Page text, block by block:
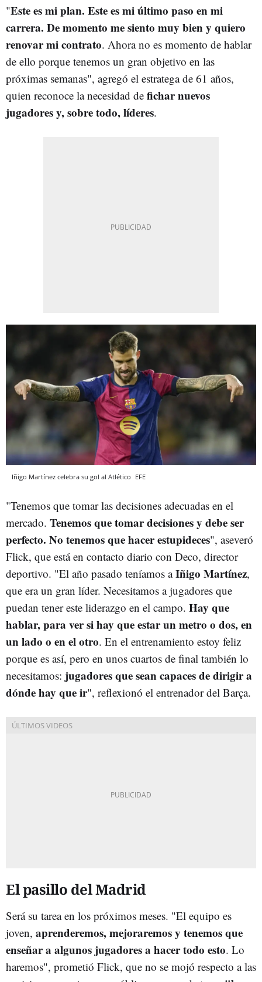
"Este es mi plan. Este es mi último paso en mi
carrera. De momento me siento muy bien y quiero
renovar mi contrato. Ahora no es momento de hablar
de ello porque tenemos un gran objetivo en las
próximas semanas", agregó el estratega de 61 años,
quien reconoce la necesidad de fichar nuevos
jugadores y, sobre todo, líderes.
Iñigo Martínez celebra su gol al Atlético EFE
"Tenemos que tomar las decisiones adecuadas en el
mercado. Tenemos que tomar decisiones y debe ser
perfecto. No tenemos que hacer estupideces", aseveró
Flick, que está en contacto diario con Deco, director
deportivo. "El año pasado teníamos aIñigo Martínez,
que era un gran líder. Necesitamos a jugadores que
puedan tener este liderazgo en el campo. Hay que
hablar, para ver si hay que estar un metro o dos, en
un lado o en el otro. En el entrenamiento estoy feliz
porque es así, pero en unos cuartos de final también lo
necesitamos: jugadoresque sean capaces de dirigir a
dónde hay que ir", reflexionó el entrenador del Barça.
El pasillo del Madrid
Será su tarea en los próximos meses. "El equipo es
joven, aprenderemos, mejoraremos y tenemos que
enseñar a algunos jugadores a hacer todo esto. Lo
haremos", prometió Flick, que no se mojó respecto a las